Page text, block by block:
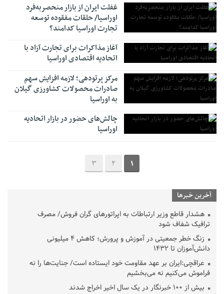
غفلت ایران از بازار منحصربه‌فرد
اوراسیا/ حلقات مفقوده توسعه
تجارت اوراسیا کدامند؟
آغاز مذاکرات برای تجارت آزاد با
اتحادیه اقتصادی اوراسیا
مرکز پرتودهی؛ لازمه افزایش سهم
صادرات محصولات کشاورزی گیلان
به اوراسیا
چالش‌های حضور در بازار اتحادیه
اوراسیا
1
2
3
آخرین خبرها
هشدار قاطع وزیر ارتباطات به اپراتورهای گران فروش/ مصرف
ترافیک شفاف شود
زنگ خطر جمعیتی در آموزش و پرورش؛ کاهش ۴ میلیونی
دانش‌آموزان تا ۱۴۳۲
عراقچی:ایران بر عهد مقاومت خود ایستاده است/ جنایت‌ها را نه
فراموش می‌کنیم نه می‌بخشیم
بیش از ۱۰۰ خبرنگار در یک سال اخیر اخراج شدند